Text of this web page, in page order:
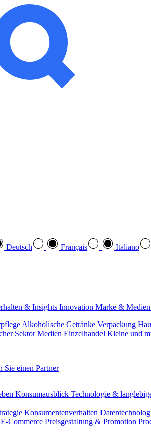
Deutsch Français Italiano
& Insights Innovation Marke & Medien
Alkoholische Getränke Verpackung
Sektor Medien Einzelhandel Kleine und
Sie einen Partner
Konsumausblick Technologie &
Konsumentenverhalten
Preisgestaltung & Promotion